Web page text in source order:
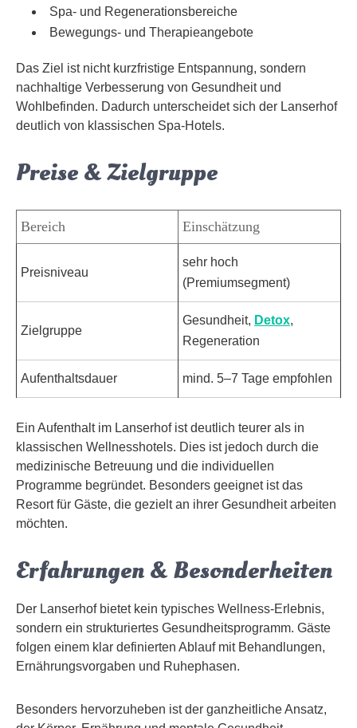
Spa- und Regenerationsbereiche
Bewegungs- und Therapieangebote
Das Ziel ist nicht kurzfristige Entspannung, sondern
nachhaltige Verbesserung von Gesundheit und
Wohlbefinden. Dadurch unterscheidet sich der Lanserhof
deutlich von klassischen Spa-Hotels.
Preise & Zielgruppe
Bereich Einschätzung
Preisniveau
sehr hoch
(Premiumsegment)
Zielgruppe
Gesundheit, Detox,
Regeneration
Aufenthaltsdauer mind. 5–7 Tage empfohlen
Ein Aufenthalt im Lanserhof ist deutlich teurer als in
klassischen Wellnesshotels. Dies ist jedoch durch die
medizinische Betreuung und die individuellen
Programme begründet. Besonders geeignet ist das
Resort für Gäste, die gezielt an ihrer Gesundheit arbeiten
möchten.
Erfahrungen & Besonderheiten
Der Lanserhof bietet kein typisches Wellness-Erlebnis,
sondern ein strukturiertes Gesundheitsprogramm. Gäste
folgen einem klar definierten Ablauf mit Behandlungen,
Ernährungsvorgaben und Ruhephasen.
Besonders hervorzuheben ist der ganzheitliche Ansatz,